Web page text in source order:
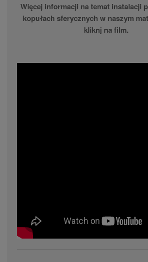
Więcej informacji na temat instalacji
kopułach sferycznych w naszym
kliknj na film.